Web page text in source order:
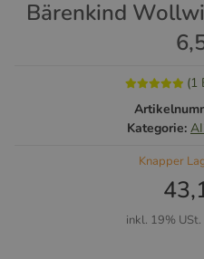
Bärenkind
(1
Kategorie:
Knapper
inkl. 19% USt.